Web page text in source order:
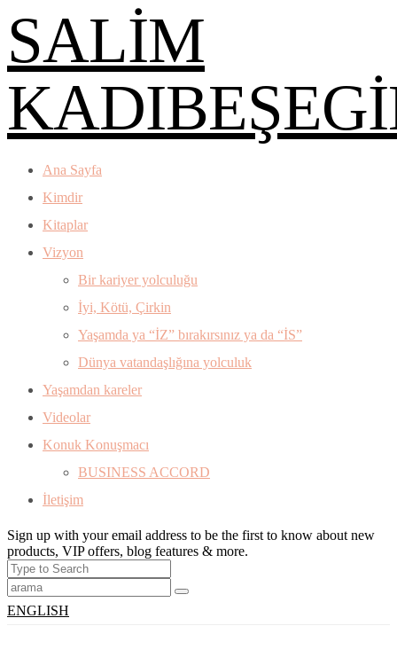
SALİM
Ana Sayfa
Kimdir
Kitaplar
Vizyon
Bir kariyer yolculuğu
İyi, Kötü, Çirkin
Yaşamda ya “İZ” bırakırsınız ya da “İS”
Dünya vatandaşlığına yolculuk
Yaşamdan kareler
Videolar
Konuk Konuşmacı
BUSINESS ACCORD
İletişim
Sign up with your email address to be the first to know about new
products, VIP offers, blog features & more.
ENGLISH